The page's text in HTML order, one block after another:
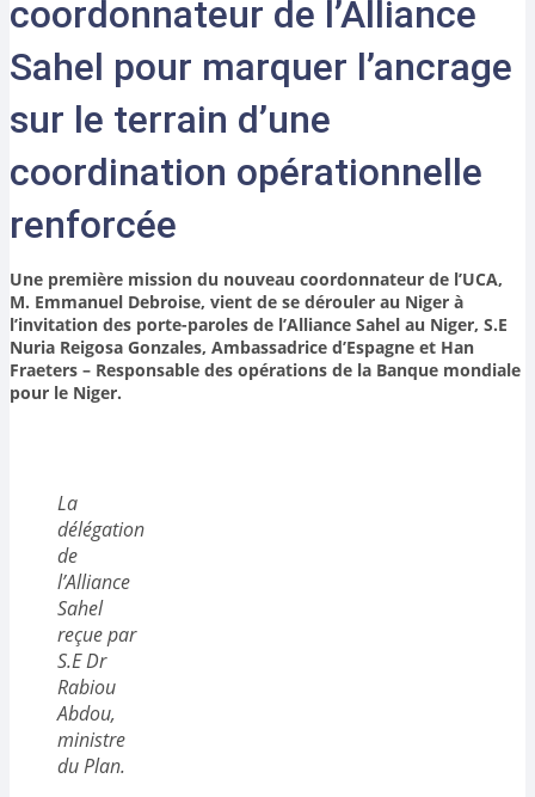
coordonnateur de l’Alliance
Sahel pour marquer l’ancrage
sur le terrain d’une
coordination opérationnelle
renforcée
Une première mission du nouveau coordonnateur de l’UCA,
M. Emmanuel Debroise, vient de se dérouler au Niger à
l’invitation des porte-paroles de l’Alliance Sahel au Niger, S.E
Nuria Reigosa Gonzales, Ambassadrice d’Espagne et Han
Fraeters – Responsable des opérations de la Banque mondiale
pour le Niger.
La
délégation
de
l’Alliance
Sahel
reçue par
S.E Dr
Rabiou
Abdou,
ministre
du Plan.